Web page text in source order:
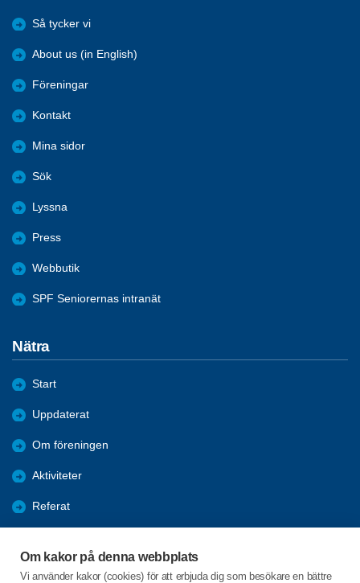
Om kakor på denna webbplats
Vi använder kakor (cookies) för att erbjuda dig som besökare en bättre
Så tycker vi
About us (in English)
Föreningar
Kontakt
Mina sidor
Sök
Lyssna
Press
Webbutik
SPF Seniorernas intranät
Nätra
Start
Uppdaterat
Om föreningen
Aktiviteter
Referat
Bli medlem